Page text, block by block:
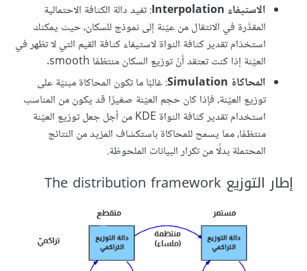
الاستيفاء Interpolation
: تفيد دالة الكثافة الاحتمالية
المقدَّرة في الانتقال من عيّنة إلى نموذج للسكان، حيث يمكنك
استخدَام تقدير كثافة النواة لاستيفاء كثافة القيم التي لا تظهر في
العيّنة إذا كنت تعتقد أنّ توزيع السكان منتظمًا smooth.
المحاكاة Simulation
: غالبًا ما تكون المحاكاة مبنيّة على
توزيع العيّنة، فإذا كان حجم العيّنة صغيرًا قد يكون من المناسب
استخدام تقدير كثافة النواة KDE من أجل جعل توزيع العيّنة
منتظمًا، مما يسمح للمحاكاة باستكشاف المزيد من النتائج
المحتملة بدلًا من تكرار البيانات الملحوظة.
إطار التوزيع The distribution framework